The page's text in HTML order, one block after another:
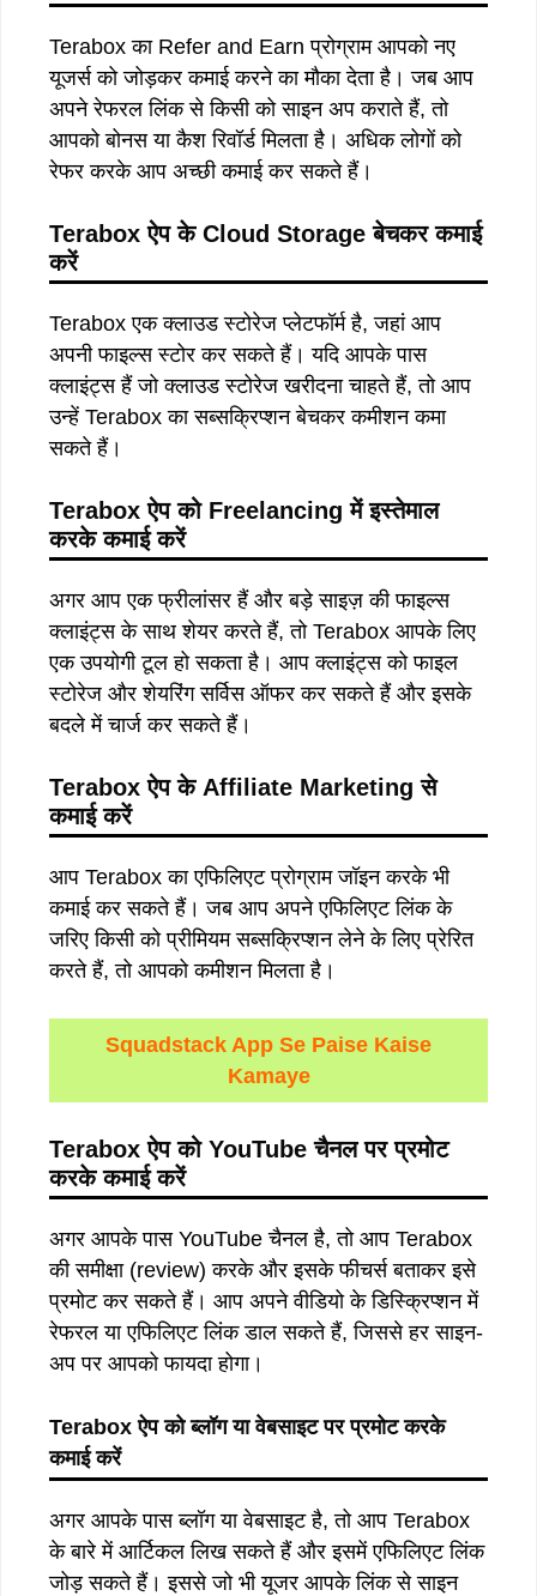
Terabox का Refer and Earn प्रोग्राम आपको नए
यूजर्स को जोड़कर कमाई करने का मौका देता है। जब आप
अपने रेफरल लिंक से किसी को साइन अप कराते हैं, तो
आपको बोनस या कैश रिवॉर्ड मिलता है। अधिक लोगों को
रेफर करके आप अच्छी कमाई कर सकते हैं।
Terabox ऐप के Cloud Storage बेचकर कमाई
करें
Terabox एक क्लाउड स्टोरेज प्लेटफॉर्म है, जहां आप
अपनी फाइल्स स्टोर कर सकते हैं। यदि आपके पास
क्लाइंट्स हैं जो क्लाउड स्टोरेज खरीदना चाहते हैं, तो आप
उन्हें Terabox का सब्सक्रिप्शन बेचकर कमीशन कमा
सकते हैं।
Terabox ऐप को Freelancing में इस्तेमाल
करके कमाई करें
अगर आप एक फ्रीलांसर हैं और बड़े साइज़ की फाइल्स
क्लाइंट्स के साथ शेयर करते हैं, तो Terabox आपके लिए
एक उपयोगी टूल हो सकता है। आप क्लाइंट्स को फाइल
स्टोरेज और शेयरिंग सर्विस ऑफर कर सकते हैं और इसके
बदले में चार्ज कर सकते हैं।
Terabox ऐप के Affiliate Marketing से
कमाई करें
आप Terabox का एफिलिएट प्रोग्राम जॉइन करके भी
कमाई कर सकते हैं। जब आप अपने एफिलिएट लिंक के
जरिए किसी को प्रीमियम सब्सक्रिप्शन लेने के लिए प्रेरित
करते हैं, तो आपको कमीशन मिलता है।
Squadstack App Se Paise Kaise
Kamaye
Terabox ऐप को YouTube चैनल पर प्रमोट
करके कमाई करें
अगर आपके पास YouTube चैनल है, तो आप Terabox
की समीक्षा (review) करके और इसके फीचर्स बताकर इसे
प्रमोट कर सकते हैं। आप अपने वीडियो के डिस्क्रिप्शन में
रेफरल या एफिलिएट लिंक डाल सकते हैं, जिससे हर साइन-
अप पर आपको फायदा होगा।
Terabox ऐप को ब्लॉग या वेबसाइट पर प्रमोट करके
कमाई करें
अगर आपके पास ब्लॉग या वेबसाइट है, तो आप Terabox
के बारे में आर्टिकल लिख सकते हैं और इसमें एफिलिएट लिंक
जोड़ सकते हैं। इससे जो भी यूजर आपके लिंक से साइन